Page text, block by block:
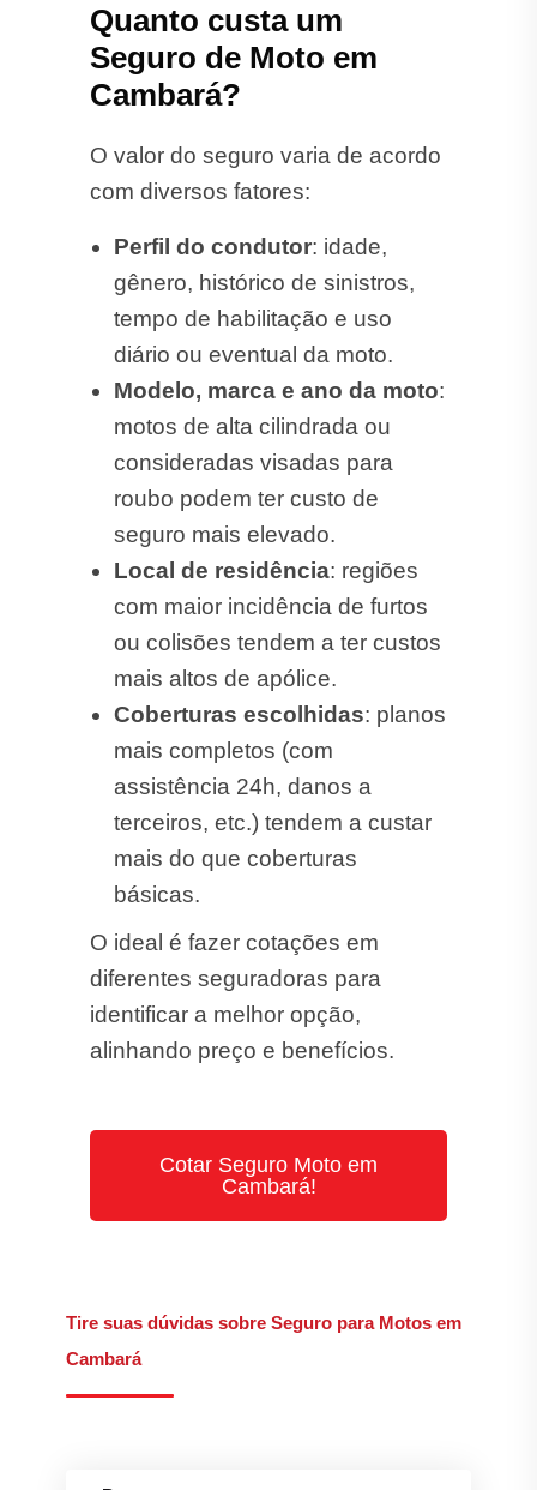
tempo de habilitação e uso
diário ou eventual da moto.
Modelo, marca e ano da moto
motos de alta cilindrada ou
consideradas visadas para
seguro mais elevado.
Local de residência: regiões
com maior incidência de furtos
ou colisões tendem a ter custos
mais altos de apólice.
Coberturas escolhidas : planos
mais completos (com
assistência 24h, danos a
terceiros, etc.) tendem a custar
mais do que coberturas
básicas.
O ideal é fazer cotações em
diferentes seguradoras para
identificar a melhor opção,
alinhando preço e benefícios.
Cotar Seguro Moto em
Tire suas dúvidas sobre Seguro para Motos em
Posso contratar seguro apenas contra
Motos esportivas ou de alta cilindrada
Quais documentos são necessários para